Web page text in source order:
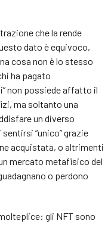
che la rende
dato è equivoco,
cosa non è lo stesso
ha pagato
non possiede affatto il
ma soltanto una
un diverso
“unico” grazie
acquistata, o altrimenti
mercato metafisico del
o perdono
gli NFT sono